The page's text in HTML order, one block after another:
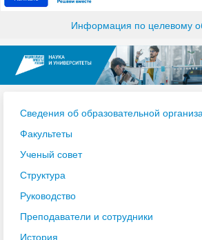
Информация по целевому
Сведения об образовательной
Факультеты
Ученый совет
Структура
Руководство
Преподаватели и сотрудники
История